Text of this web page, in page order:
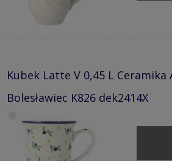
Kubek Latte V 0,45 L Ceramika
Bolesławiec K826 dek2414X